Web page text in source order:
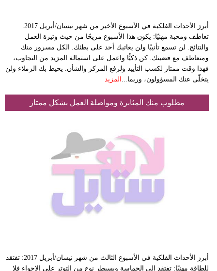
أبرز الأحداث الفلكية في الأسبوع الأخير من شهر نيسان/أبريل 2017:
تعاطف ومحبة مهنيًا: يكون هذا الأسبوع مريحًا من حيث وتيرة العمل
والنتائج. لن تسمع تأنيبًا ولن يعاتبك أحد على بطئك. الكل مسرور منك
ومتعاطف مع قضيتك. كن ذكيًّا واعمل على استمالة المزيد من التجاوب،
فهذا وقت ممتاز لكسب التأييد ولرفع المركز والشأن. يحيط بك الزملاء ولن
يتخلّى عنك المسؤولون، وربما... المزيد
مطلوب منك المثابرة ومواصلة العمل بشكل ممتاز
أبرز الأحداث الفلكية في الأسبوع الثالث من شهر نيسان/أبريل 2017: تفتقد
للطاقة مهنيًا: تفتقد الى الحماسة ويسيطر نوع من التوتر على الاجواء فلا